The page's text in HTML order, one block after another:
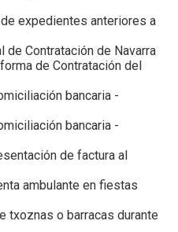
de expedientes anteriores a
de Contratación de Navarra
de Contratación del
bancaria -
bancaria -
de factura al
ambulante en fiestas
txoznas o barracas durante